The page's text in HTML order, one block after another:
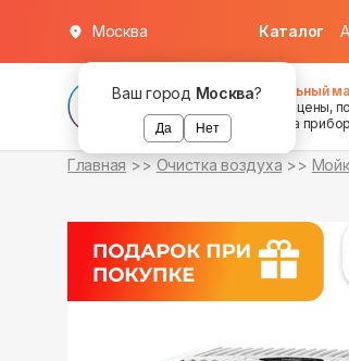
Ваш город Москва?
Да Нет
Москва Каталог
Федеральный
хорошие цены,
установка
Главная Очистка воздуха
в наличии
в наличии